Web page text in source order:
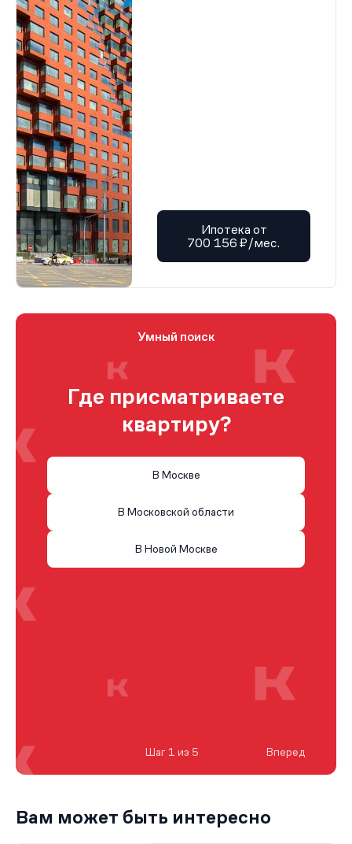
Ипотека от
700 156 ₽/мес.
Умный поиск
Где присматриваете
квартиру?
В Москве
В Московской области
В Новой Москве
Шаг 1 из 5 Вперед
Вам может быть интересно